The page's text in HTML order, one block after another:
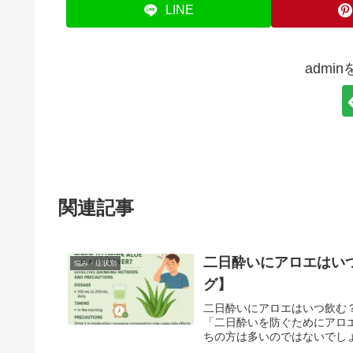
LINE
admin
関連記事
悩み・症状別
二日酔いにアロエはい
グ】
二日酔いにアロエはいつ飲む
「二日酔いを防ぐためにア
ちの方は多いのではないでし